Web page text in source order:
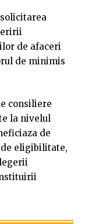
de afaceri
de minimis
consiliere
la nivelul
de
eligibilitate,